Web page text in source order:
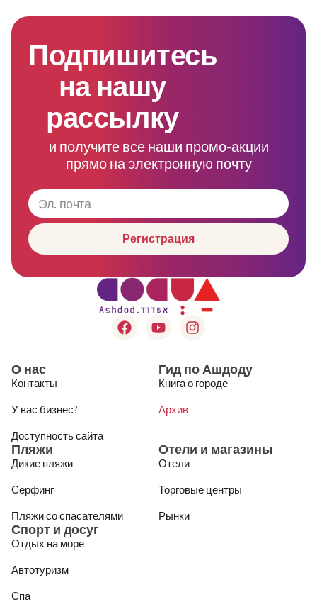
Подпишитесь
на нашу
рассылку
и получите все наши промо-акции
прямо на электронную почту
Регистрация
О нас
Контакты
У вас бизнес?
Доступность сайта
Гид по Ашдоду
Книга о городе
Архив
Пляжи
Дикие пляжи
Серфинг
Пляжи со спасателями
Отели и магазины
Отели
Торговые центры
Рынки
Спорт и досуг
Отдых на море
Автотуризм
Спа